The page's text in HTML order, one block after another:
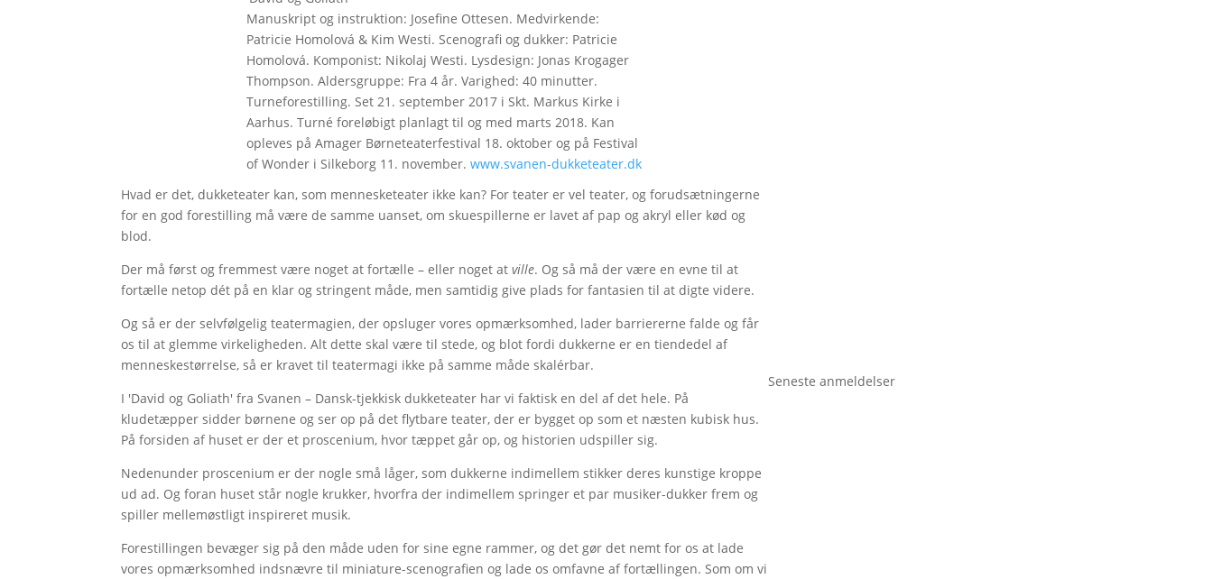
Manuskript og instruktion: Josefine Ottesen. Medvirkende:
Patricie Homolová & Kim Westi. Scenografi og dukker: Patricie
Homolová. Komponist: Nikolaj Westi. Lysdesign: Jonas Krogager
Thompson. Aldersgruppe: Fra 4 år. Varighed: 40 minutter.
Turneforestilling. Set 21. september 2017 i Skt. Markus Kirke i
Aarhus. Turné foreløbigt planlagt til og med marts 2018. Kan
opleves på Amager Børneteaterfestival 18. oktober og på Festival
of Wonder i Silkeborg 11. november. www.svanen-dukketeater.dk
Hvad er det, dukketeater kan, som mennesketeater ikke kan? For teater er vel teater, og forudsætningerne
for en god forestilling må være de samme uanset, om skuespillerne er lavet af pap og akryl eller kød og
blod.
Der må først og fremmest være noget at fortælle – eller noget atville. Og så må der være en evne til at
fortælle netop dét på en klar og stringent måde, men samtidig give plads for fantasien til at digte videre.
Og så er der selvfølgelig teatermagien, der opsluger vores opmærksomhed, lader barriererne falde og får
os til at glemme virkeligheden. Alt dette skal være til stede, og blot fordi dukkerne er en tiendedel af
menneskestørrelse, så er kravet til teatermagi ikke på samme måde skalérbar.
I 'David og Goliath' fra Svanen – Dansk-tjekkisk dukketeater har vi faktisk en del af det hele. På
kludetæpper sidder børnene og ser op på det flytbare teater, der er bygget op som et næsten kubisk hus.
På forsiden af huset er der et proscenium, hvor tæppet går op, og historien udspiller sig.
Nedenunder proscenium er der nogle små låger, som dukkerne indimellem stikker deres kunstige kroppe
ud ad. Og foran huset står nogle krukker, hvorfra der indimellem springer et par musiker-dukker frem og
spiller mellemøstligt inspireret musik.
Forestillingen bevæger sig på den måde uden for sine egne rammer, og det gør det nemt for os at lade
vores opmærksomhed indsnævre til miniature-scenografien og lade os omfavne af fortællingen. Som om vi
Seneste anmeldelser